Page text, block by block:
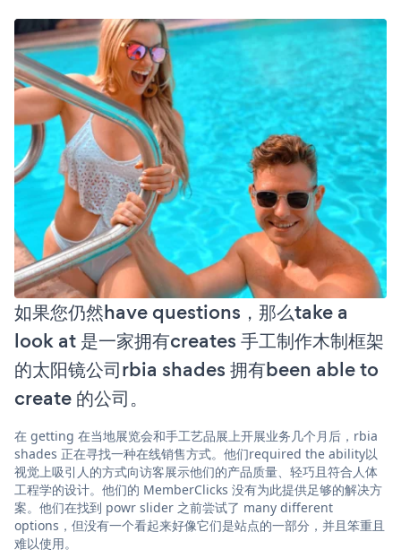
如果您仍然have questions，那么take a
look at 是一家拥有creates 手工制作木制框架
的太阳镜公司rbia shades 拥有been able to
create 的公司。
在 getting 在当地展览会和手工艺品展上开展业务几个月后，rbia
shades 正在寻找一种在线销售方式。他们required the ability以
视觉上吸引人的方式向访客展示他们的产品质量、轻巧且符合人体
工程学的设计。他们的 MemberClicks 没有为此提供足够的解决方
案。他们在找到 powr slider 之前尝试了 many different
options，但没有一个看起来好像它们是站点的一部分，并且笨重且
难以使用。